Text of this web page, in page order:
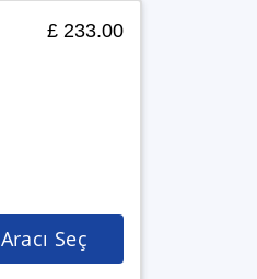
£ 233.00
Aracı Seç